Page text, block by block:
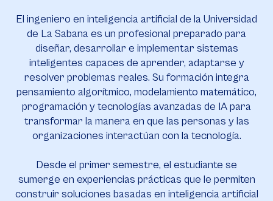
El ingeniero en inteligencia artificial de la Universidad
de La Sabana es un profesional preparado para
diseñar, desarrollar e implementar sistemas
inteligentes capaces de aprender, adaptarse y
resolver problemas reales. Su formación integra
pensamiento algorítmico, modelamiento matemático,
programación y tecnologías avanzadas de IA para
transformar la manera en que las personas y las
organizaciones interactúan con la tecnología.
Desde el primer semestre, el estudiante se
sumerge en experiencias prácticas que le permiten
construir soluciones basadas en inteligencia artificial